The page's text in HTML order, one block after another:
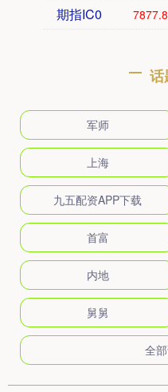
期指IC0
话
军师
上海
九五配资APP下载
首富
内地
舅舅
全